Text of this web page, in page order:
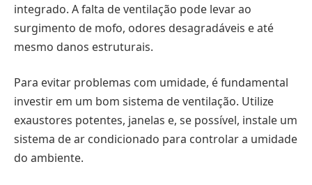
integrado. A falta de ventilação pode levar ao
surgimento de mofo, odores desagradáveis e até
mesmo danos estruturais.
Para evitar problemas com umidade, é fundamental
investir em um bom sistema de ventilação. Utilize
exaustores potentes, janelas e, se possível, instale um
sistema de ar condicionado para controlar a umidade
do ambiente.